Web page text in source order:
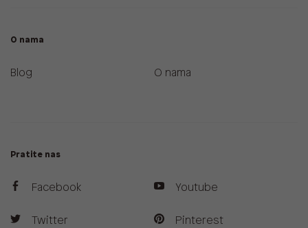
O nama
Blog O nama
Pratite nas
Facebook
Twitter
Youtube
Pinterest